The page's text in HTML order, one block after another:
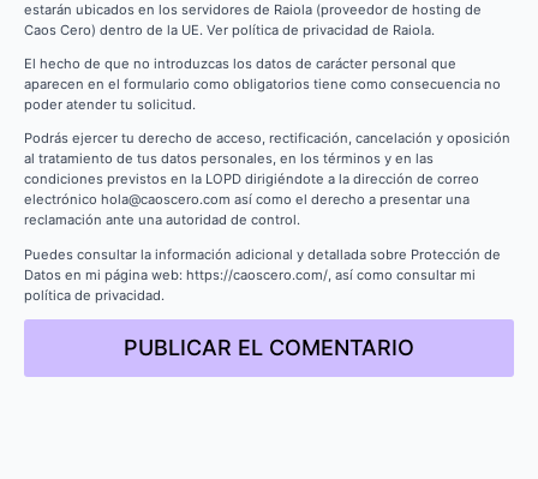
estarán ubicados en los servidores de Raiola (proveedor de hosting de
Caos Cero) dentro de la UE. Ver política de privacidad de Raiola.
El hecho de que no introduzcas los datos de carácter personal que
aparecen en el formulario como obligatorios tiene como consecuencia no
poder atender tu solicitud.
Podrás ejercer tu derecho de acceso, rectificación, cancelación y oposición
al tratamiento de tus datos personales, en los términos y en las
condiciones previstos en la LOPD dirigiéndote a la dirección de correo
electrónico hola@caoscero.com así como el derecho a presentar una
reclamación ante una autoridad de control.
Puedes consultar la información adicional y detallada sobre Protección de
Datos en mi página web: https://caoscero.com/, así como consultar mi
política de privacidad.